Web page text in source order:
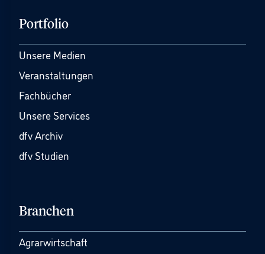
Portfolio
Unsere Medien
Veranstaltungen
Fachbücher
Unsere Services
dfv Archiv
dfv Studien
Branchen
Agrarwirtschaft